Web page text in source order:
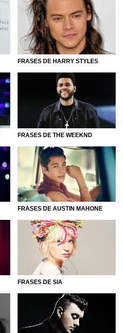
FRASES DE HARRY STYLES
FRASES DE THE WEEKND
FRASES DE AUSTIN MAHONE
FRASES DE SIA